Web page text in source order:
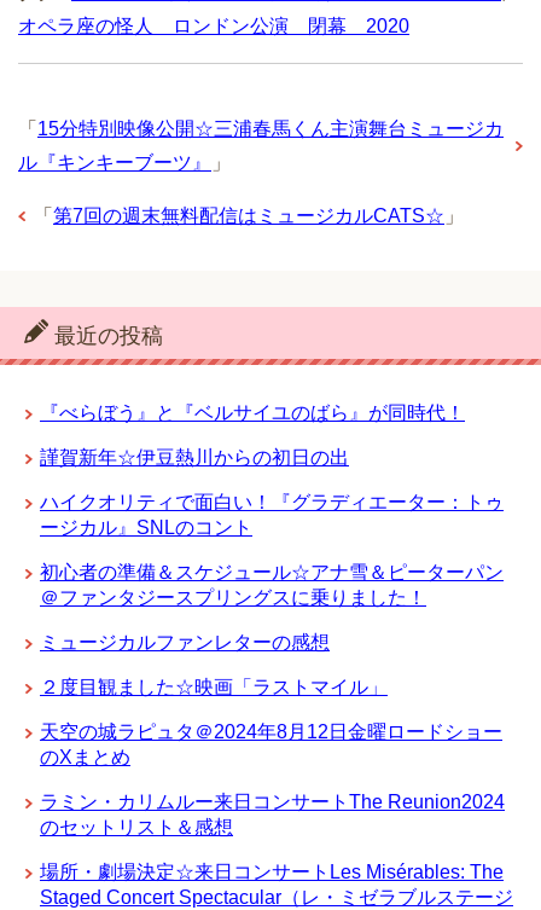
オペラ座の怪人 ロンドン公演 閉幕 2020
「 15分特別映像公開☆三浦春馬くん主演舞台ミュージカ
ル『キンキーブーツ』
」
「 第7回の週末無料配信はミュージカルCATS☆ 」
最近の投稿
『べらぼう』と『ベルサイユのばら』が同時代！
謹賀新年☆伊豆熱川からの初日の出
ハイクオリティで面白い！『グラディエーター：トゥ
ージカル』SNLのコント
初心者の準備＆スケジュール☆アナ雪＆ピーターパン
＠ファンタジースプリングスに乗りました！
ミュージカルファンレターの感想
２度目観ました☆映画「ラストマイル」
天空の城ラピュタ＠2024年8月12日金曜ロードショー
のXまとめ
ラミン・カリムルー来日コンサートThe Reunion2024
のセットリスト＆感想
場所・劇場決定☆来日コンサートLes Misérables: The
Staged Concert Spectacular（レ・ミゼラブルステージ